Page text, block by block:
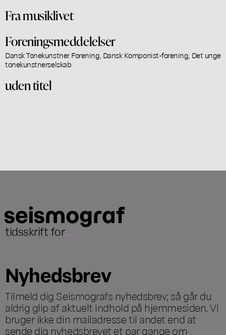
Fra musiklivet
Foreningsmeddelelser
Dansk Tonekunstner Forening, Dansk Komponist-forening, Det unge
tonekunstnerselskab
uden titel
tidsskrift for...
Nyhedsbrev
Tilmeld dig Seismografs nyhedsbrev; så går du
aldrig glip af aktuelt indhold på hjemmesiden. Vi
bruger ikke din mailadresse til andet end at
sende dig nyhedsbrevet et par gange om